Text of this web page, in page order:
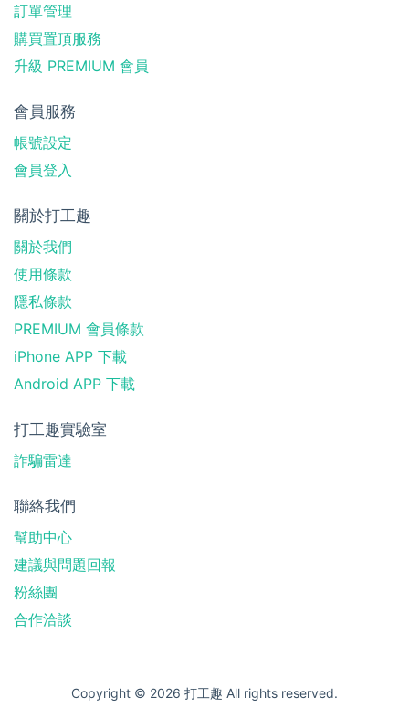
訂單管理
購買置頂服務
升級 PREMIUM 會員
會員服務
帳號設定
會員登入
關於打工趣
關於我們
使用條款
隱私條款
PREMIUM 會員條款
iPhone APP 下載
Android APP 下載
打工趣實驗室
詐騙雷達
聯絡我們
幫助中心
建議與問題回報
粉絲團
合作洽談
Copyright © 2026 打工趣 All rights reserved.